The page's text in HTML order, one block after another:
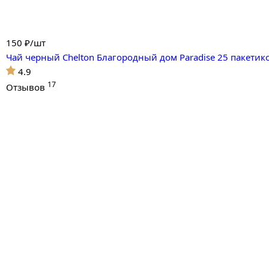
150 ₽/шт
Чай черный Chelton Благородный дом Paradise 25
4.9
Отзывов 17